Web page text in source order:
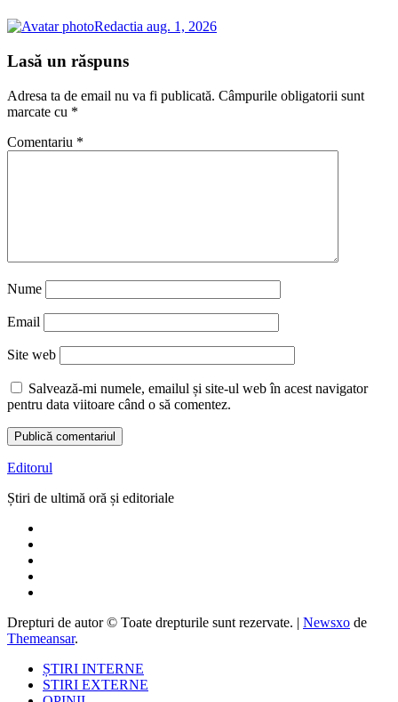
Redactia aug. 1, 2026
Lasă un răspuns
Adresa ta de email nu va fi publicată. Câmpurile obligatorii sunt
marcate cu *
Comentariu *
Nume
Email
Site web
Salvează-mi numele, emailul și site-ul web în acest navigator
pentru data viitoare când o să comentez.
Editorul
Știri de ultimă oră și editoriale
Drepturi de autor © Toate drepturile sunt rezervate. | Newsxo de
Themeansar.
ȘTIRI INTERNE
STIRI EXTERNE